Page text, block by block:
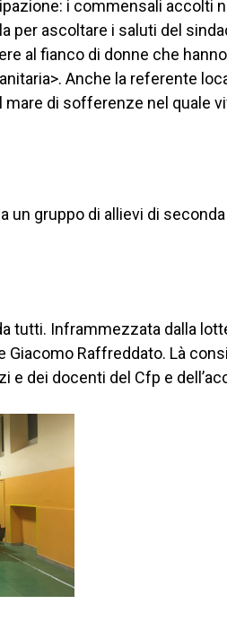
i commensali accolti
ascoltare i saluti del
al fianco di donne che
Anche la referente
di sofferenze nel quale
un gruppo di allievi di
tutti. Inframmezzata dalla
Raffreddato. Là
e dei docenti del Cfp e